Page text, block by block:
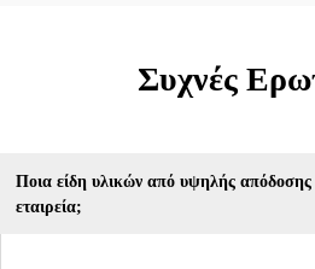
Συχνές
Ποια είδη υλικών από υψηλής απόδοσης
εταιρεία;